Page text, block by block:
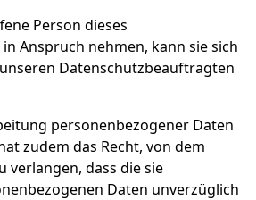
Person dieses
Anspruch nehmen, kann sie sich
Datenschutzbeauftragten
personenbezogener Daten
zudem das Recht, von dem
verlangen, dass die sie
Daten unverzüglich